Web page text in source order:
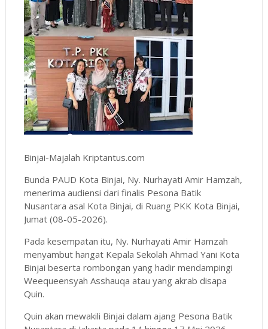
Binjai-Majalah Kriptantus.com
Bunda PAUD Kota Binjai, Ny. Nurhayati Amir Hamzah,
menerima audiensi dari finalis Pesona Batik
Nusantara asal Kota Binjai, di Ruang PKK Kota Binjai,
Jumat (08-05-2026).
Pada kesempatan itu, Ny. Nurhayati Amir Hamzah
menyambut hangat Kepala Sekolah Ahmad Yani Kota
Binjai beserta rombongan yang hadir mendampingi
Weequeensyah Asshauqa atau yang akrab disapa
Quin.
Quin akan mewakili Binjai dalam ajang Pesona Batik